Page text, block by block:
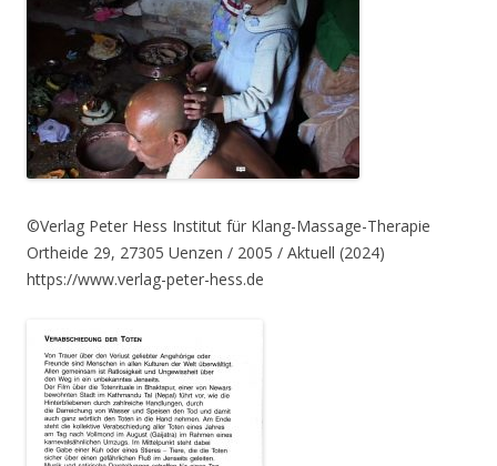
©Verlag Peter Hess Institut für Klang-Massage-Therapie
Ortheide 29, 27305 Uenzen / 2005 / Aktuell (2024)
https://www.verlag-peter-hess.de